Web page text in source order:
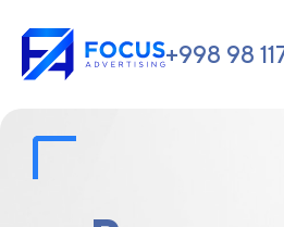
+998 98